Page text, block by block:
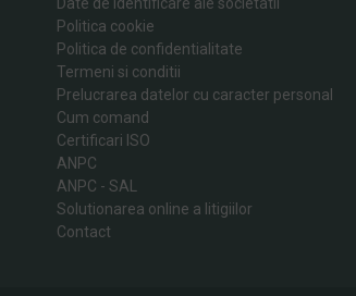
Politica cookie
Politica de confidentialitate
Termeni si conditii
Prelucrarea datelor cu caracter personal
Cum comand
Certificari ISO
ANPC
ANPC - SAL
Solutionarea online a litigiilor
Contact